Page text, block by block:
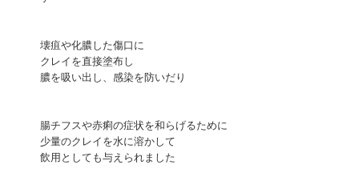
壊疽や化膿した傷口に
クレイを直接塗布し
膿を吸い出し、感染を防いだり
腸チフスや赤痢の症状を和らげるために
少量のクレイを水に溶かして
飲用としても与えられました